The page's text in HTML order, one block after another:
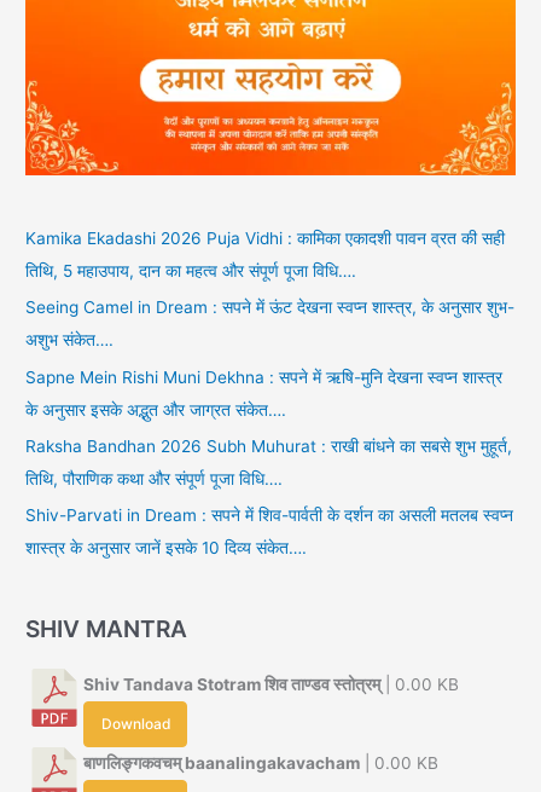
Kamika Ekadashi 2026 Puja Vidhi : कामिका एकादशी पावन व्रत की सही
तिथि, 5 महाउपाय, दान का महत्व और संपूर्ण पूजा विधि….
Seeing Camel in Dream : सपने में ऊंट देखना स्वप्न शास्त्र, के अनुसार शुभ-
अशुभ संकेत….
Sapne Mein Rishi Muni Dekhna : सपने में ऋषि-मुनि देखना स्वप्न शास्त्र
के अनुसार इसके अद्भुत और जाग्रत संकेत….
Raksha Bandhan 2026 Subh Muhurat : राखी बांधने का सबसे शुभ मुहूर्त,
तिथि, पौराणिक कथा और संपूर्ण पूजा विधि….
Shiv-Parvati in Dream : सपने में शिव-पार्वती के दर्शन का असली मतलब स्वप्न
शास्त्र के अनुसार जानें इसके 10 दिव्य संकेत….
SHIV MANTRA
Shiv Tandava Stotram शिव ताण्डव स्तोत्रम्| 0.00 KB
Download
बाणलिङ्गकवचम् baanalingakavacham | 0.00 KB